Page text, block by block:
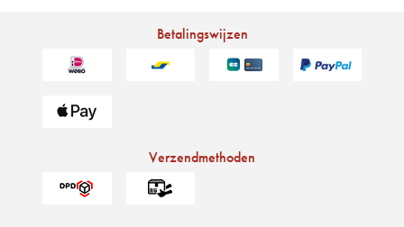
Betalingswijzen
Verzendmethoden